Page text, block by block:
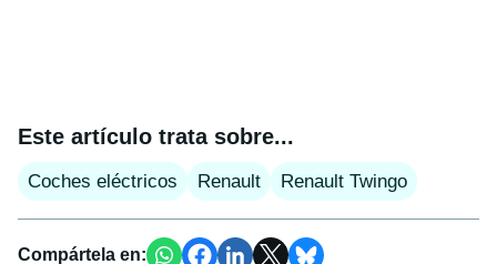
Este artículo trata sobre...
Coches eléctricos Renault Renault Twingo
Compártela en: